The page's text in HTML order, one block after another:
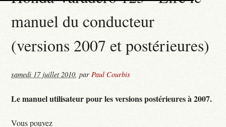
manuel du conducteur
(versions 2007 et postérieures)
samedi 17 juillet 2010,parPaul Courbis
Le manuel utilisateur pour les versions postérieures à 2007.
Vous pouvez